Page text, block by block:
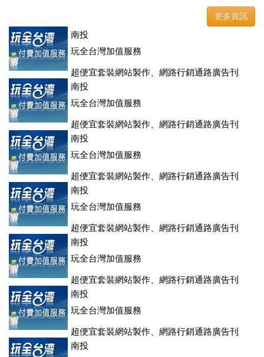
登、訂房系統、客房委託旅行社銷售，全面優惠中....
更多資訊
南投
玩全台灣加值服務
超便宜套裝網站製作、網路行銷通路廣告刊
登、訂房系統、客房委託旅行社銷售，全面優惠中....
南投
玩全台灣加值服務
超便宜套裝網站製作、網路行銷通路廣告刊
登、訂房系統、客房委託旅行社銷售，全面優惠中....
南投
玩全台灣加值服務
超便宜套裝網站製作、網路行銷通路廣告刊
登、訂房系統、客房委託旅行社銷售，全面優惠中....
南投
玩全台灣加值服務
超便宜套裝網站製作、網路行銷通路廣告刊
登、訂房系統、客房委託旅行社銷售，全面優惠中....
南投
玩全台灣加值服務
超便宜套裝網站製作、網路行銷通路廣告刊
登、訂房系統、客房委託旅行社銷售，全面優惠中....
南投
玩全台灣加值服務
超便宜套裝網站製作、網路行銷通路廣告刊
登、訂房系統、客房委託旅行社銷售，全面優惠中....
南投